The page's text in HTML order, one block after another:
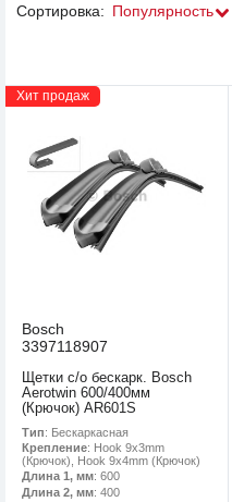
Сортировка: Популярность
Хит продаж
Bosch
3397118907
Щетки с/о бескарк. Bosch
Aerotwin 600/400мм
(Крючок) AR601S
Тип: Бескаркасная
Крепление: Hook 9x3mm
(Крючок), Hook 9x4mm (Крючок)
Длина 1, мм: 600
Длина 2, мм: 400